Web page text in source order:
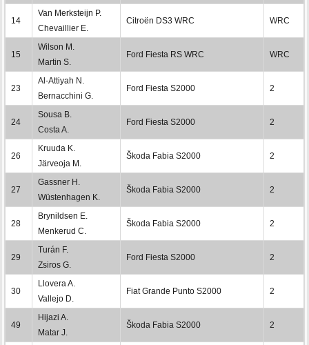
14
Van Merksteijn P.
Chevaillier E.
Citroën DS3 WRC WRC
15
Wilson M.
Martin S.
Ford Fiesta RS WRC WRC
23
Al-Attiyah N.
Bernacchini G.
Ford Fiesta S2000 2
24
Sousa B.
Costa A.
Ford Fiesta S2000 2
26
Kruuda K.
Järveoja M.
Škoda Fabia S2000 2
27
Gassner H.
Wüstenhagen K.
Škoda Fabia S2000 2
28
Brynildsen E.
Menkerud C.
Škoda Fabia S2000 2
29
Turán F.
Zsiros G.
Ford Fiesta S2000 2
30
Llovera A.
Vallejo D.
Fiat Grande Punto S2000 2
49
Hijazi A.
Matar J.
Škoda Fabia S2000 2